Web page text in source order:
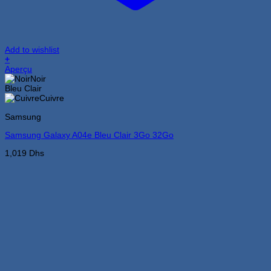
Add to wishlist
+
Ce
produit
a
plusieurs
Les
peuvent
choisies
Aperçu
Noir
Bleu Clair
Cuivre
Samsung
Samsung Galaxy A04e Bleu Clair 3Go 32Go
1,019 Dhs